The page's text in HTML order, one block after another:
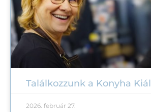
Találkozzunk a Konyha
2026. február 27.